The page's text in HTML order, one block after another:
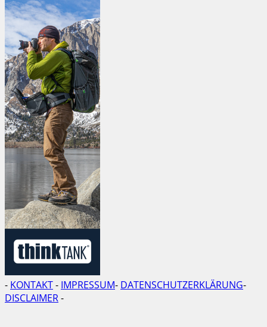
- KONTAKT- IMPRESSUM- DATENSCHUTZERKLÄRUNG-
DISCLAIMER-